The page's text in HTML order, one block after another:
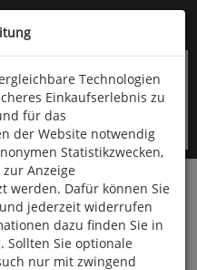
960
Vogelfutter & Zubehör
für Wildvögel
Technologien
Einkaufserlebnis zu
für das
der Website notwendig
Statistikzwecken,
Anzeige
werden. Dafür können Sie
jederzeit widerrufen
dazu finden Sie in
Sollten Sie optionale
nur mit zwingend